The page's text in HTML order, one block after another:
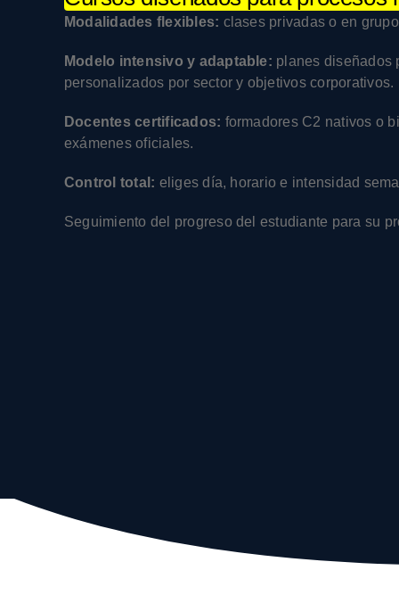
Modalidades flexibles: clases privadas o en
Modelo intensivo y adaptable: planes diseñados
personalizados por sector y objetivos corporativos.
Docentes certificados: formadores C2 nativos o
exámenes oficiales.
Control total: eliges día, horario e intensidad
Seguimiento del progreso del estudiante para su